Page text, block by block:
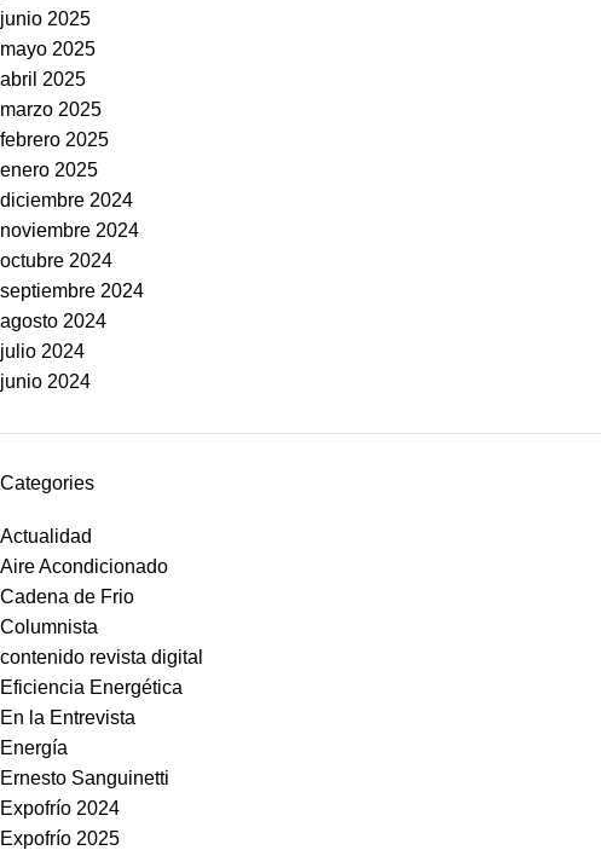
junio 2025
mayo 2025
abril 2025
marzo 2025
febrero 2025
enero 2025
diciembre 2024
noviembre 2024
octubre 2024
septiembre 2024
agosto 2024
julio 2024
junio 2024
Categories
Actualidad
Aire Acondicionado
Cadena de Frio
Columnista
contenido revista digital
Eficiencia Energética
En la Entrevista
Energía
Ernesto Sanguinetti
Expofrío 2024
Expofrío 2025